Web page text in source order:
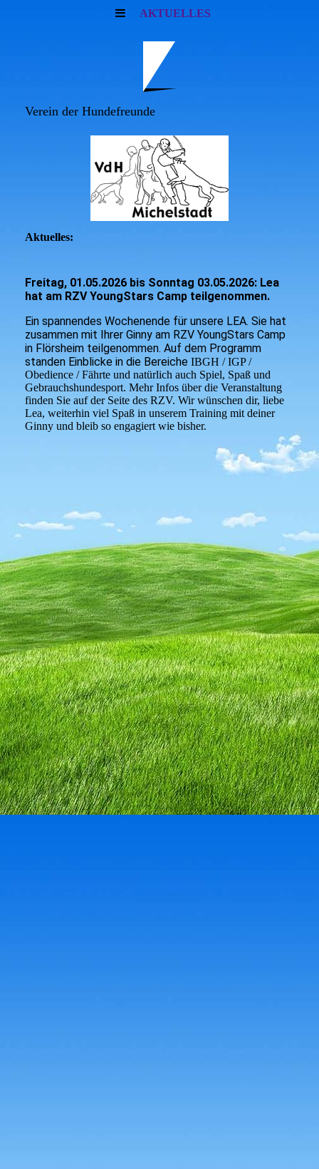
AKTUELLES
Verein der Hundefreunde
Aktuelles:
Freitag, 01.05.2026 bis Sonntag 03.05.2026: Lea
hat am RZV YoungStars Camp teilgenommen.
Ein spannendes Wochenende für unsere LEA. Sie hat
zusammen mit Ihrer Ginny am RZV YoungStars Camp
in Flörsheim teilgenommen. Auf dem Programm
standen Einblicke in die Bereiche IBGH / IGP /
Obedience / Fährte und natürlich auch Spiel, Spaß und
Gebrauchshundesport. Mehr Infos über die Veranstaltung
finden Sie auf der Seite des RZV. Wir wünschen dir, liebe
Lea, weiterhin viel Spaß in unserem Training mit deiner
Ginny und bleib so engagiert wie bisher.